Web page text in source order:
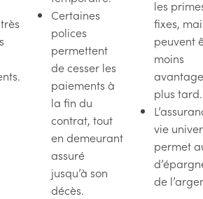
Certaines
polices
permettent
de cesser les
paiements à
la fin du
contrat, tout
en demeurant
assuré
jusqu’à son
décès.
les
fixes,
peuvent
moins
plus tard.
vie
permet
de